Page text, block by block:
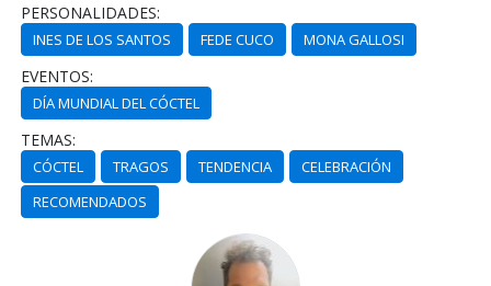
PERSONALIDADES:
INES DE LOS SANTOS FEDE CUCO MONA GALLOSI
EVENTOS:
DÍA MUNDIAL DEL CÓCTEL
TEMAS:
CÓCTEL TRAGOS TENDENCIA
CELEBRACIÓN
RECOMENDADOS